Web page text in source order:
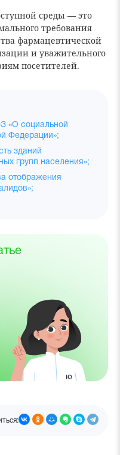
среды — это
требования
фармацевтической
и уважительного
посетителей.
«О социальной
Федерации»;
зданий
групп населения»;
отображения